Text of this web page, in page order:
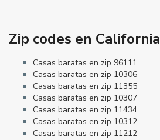
Zip codes en California
Casas baratas en zip 96111
Casas baratas en zip 10306
Casas baratas en zip 11355
Casas baratas en zip 10307
Casas baratas en zip 11434
Casas baratas en zip 10312
Casas baratas en zip 11212